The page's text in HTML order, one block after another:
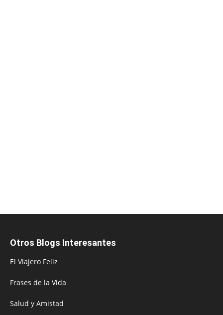
Otros Blogs Interesantes
El Viajero Feliz
Frases de la Vida
Salud y Amistad